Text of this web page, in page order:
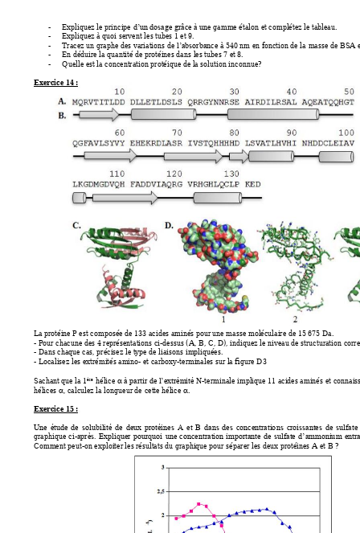
- Expliquez le principe d’un dosage grâce à une gamme étalon et complétez le tableau.
- Expliquez à quoi servent les tubes 1 et 9.
- Tracez un graphe des variations de l’absorbance à 540 nm en fonction de la masse de BSA
- En déduire la quantité de protéines dans les tubes 7 et 8.
- Quelle est la concentration protéique de la solution inconnue?
Exercice 14 :
La protéine P est composée de 133 acides aminés pour une masse moléculaire de 15 675 Da.
- Pour chacune des 4 représentations ci-dessus (A, B, C, D), indiquez le niveau de structuration
- Dans chaque cas, précisez le type de liaisons impliquées.
- Localisez les extrémités amino- et carboxy-terminales sur la figure D3
Sachant que la 1ère hélice  à partir de l’extrémité N-terminale implique 11 acides aminés et
hélices , calculez la longueur de cette hélice .
Exercice 15 :
Une étude de solubilité de deux protéines A et B dans des concentrations croissantes de sulfate
graphique ci-après. Expliquer pourquoi une concentration importante de sulfate d’ammonium
Comment peut-on exploiter les résultats du graphique pour séparer les deux protéines A et B ?